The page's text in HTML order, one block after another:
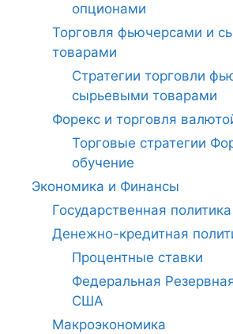
опционами
Торговля фьючерсами и
товарами
Стратегии торговли
сырьевыми товарами
Форекс и торговля
Торговые стратегии
обучение
Экономика и Финансы
Государственная политика
Денежно-кредитная
Процентные ставки
Федеральная
США
Макроэкономика